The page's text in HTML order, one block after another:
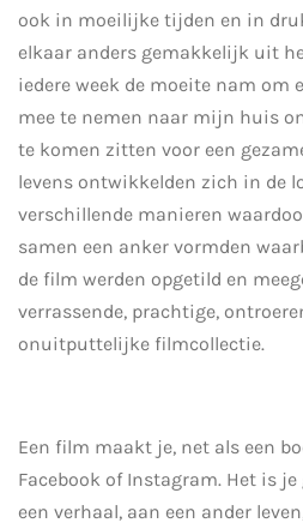
ook in moeilijke tijden en in
elkaar anders gemakkelijk uit
iedere week de moeite nam om
mee te nemen naar mijn huis
te komen zitten voor een
levens ontwikkelden zich in de
verschillende manieren
samen een anker vormden
de film werden opgetild en
verrassende, prachtige,
onuitputtelijke filmcollectie.
Een film maakt je, net als een
Facebook of Instagram. Het is
een verhaal, aan een ander